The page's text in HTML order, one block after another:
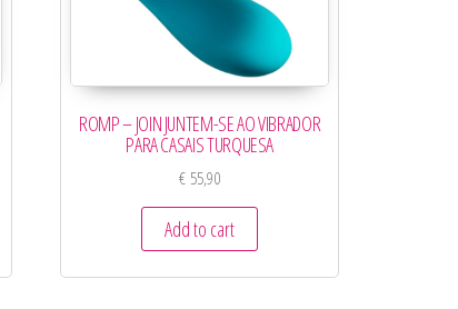
ROMP – JOIN JUNTEM-SE AO VIBRADOR
PARA CASAIS TURQUESA
€ 55,90
Add to cart